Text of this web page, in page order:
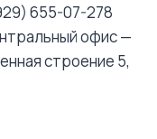
655-07-278
офис —
строение 5,